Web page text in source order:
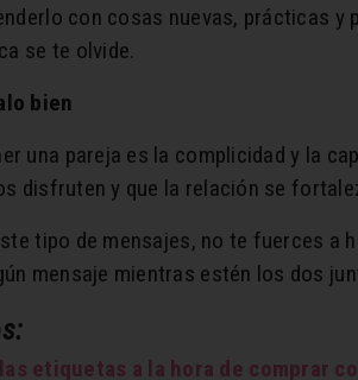
con cosas nuevas, prácticas
se te olvide.
bien
una pareja es la complicidad y la
disfruten y que la relación se
tipo de mensajes, no te fuerces a
mensaje mientras estén los dos
etiquetas a la hora de comprar